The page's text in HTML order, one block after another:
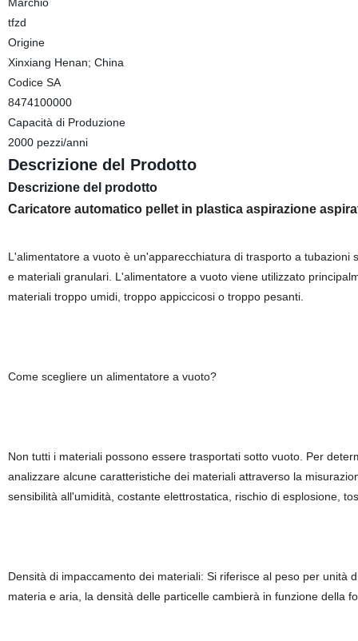
tfzd
Origine
Xinxiang Henan; China
Codice SA
8474100000
Capacità di Produzione
2000 pezzi/anni
Descrizione del Prodotto
Descrizione del prodotto
Caricatore automatico pellet in plastica aspirazione
L'alimentatore a vuoto è un'apparecchiatura di trasporto a
e materiali granulari. L'alimentatore a vuoto viene utilizzato
materiali troppo umidi, troppo appiccicosi o troppo pesanti.
Come scegliere un alimentatore a vuoto?
Non tutti i materiali possono essere trasportati sotto vuoto. Per
analizzare alcune caratteristiche dei materiali attraverso la
sensibilità all'umidità, costante elettrostatica, rischio di esplosione,
Densità di impaccamento dei materiali: Si riferisce al peso per
materia e aria, la densità delle particelle cambierà in funzione della